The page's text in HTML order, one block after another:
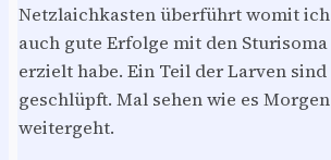
Netzlaichkasten überführt womit ich
auch gute Erfolge mit den Sturisoma
erzielt habe. Ein Teil der Larven sind
geschlüpft. Mal sehen wie es Morgen
weitergeht.